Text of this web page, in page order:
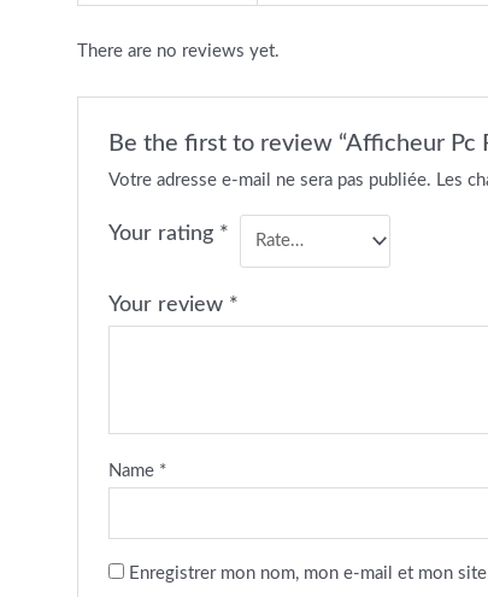
There are no reviews yet.
Be the first to review “Afficheur Pc
Votre adresse e-mail ne sera pas publiée. Les
Your rating *
Your review *
Name *
Enregistrer mon nom, mon e-mail et mon